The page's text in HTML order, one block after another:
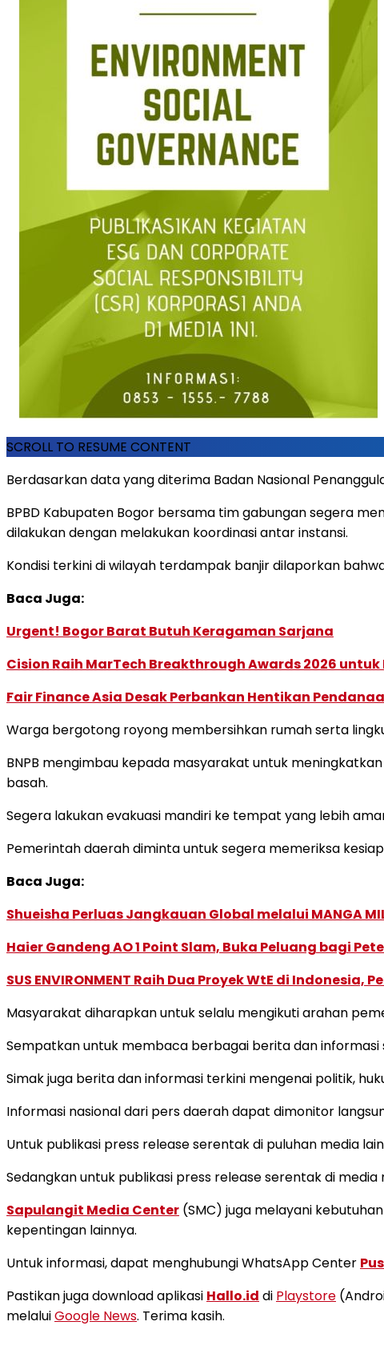
SCROLL TO RESUME CONTENT
Berdasarkan data yang diterima Badan Nasional
BPBD Kabupaten Bogor bersama tim gabungan segera
dilakukan dengan melakukan koordinasi antar instansi.
Kondisi terkini di wilayah terdampak banjir dilaporkan
Baca Juga:
Urgent! Bogor Barat Butuh Keragaman Sarjana
Cision Raih MarTech Breakthrough Awards 2026
Fair Finance Asia Desak Perbankan Hentikan
Warga bergotong royong membersihkan rumah serta
BNPB mengimbau kepada masyarakat untuk
basah.
Segera lakukan evakuasi mandiri ke tempat yang lebih
Pemerintah daerah diminta untuk segera memeriksa
Baca Juga:
Shueisha Perluas Jangkauan Global melalui MANGA
Haier Gandeng AO 1 Point Slam, Buka Peluang bagi
SUS ENVIRONMENT Raih Dua Proyek WtE di Indonesia,
Masyarakat diharapkan untuk selalu mengikuti arahan
Sempatkan untuk membaca berbagai berita dan informasi
Simak juga berita dan informasi terkini mengenai politik,
Informasi nasional dari pers daerah dapat dimonitor
Untuk publikasi press release serentak di puluhan media
Sedangkan untuk publikasi press release serentak di
Sapulangit Media Center (SMC) juga melayani
kepentingan lainnya.
Untuk informasi, dapat menghubungi WhatsApp Center
Pastikan juga download aplikasi Hallo.id di Playstore
melaluiGoogle News. Terima kasih.